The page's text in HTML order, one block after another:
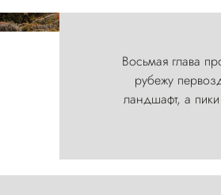
Восьмая глава
рубежу
ландшафт, а